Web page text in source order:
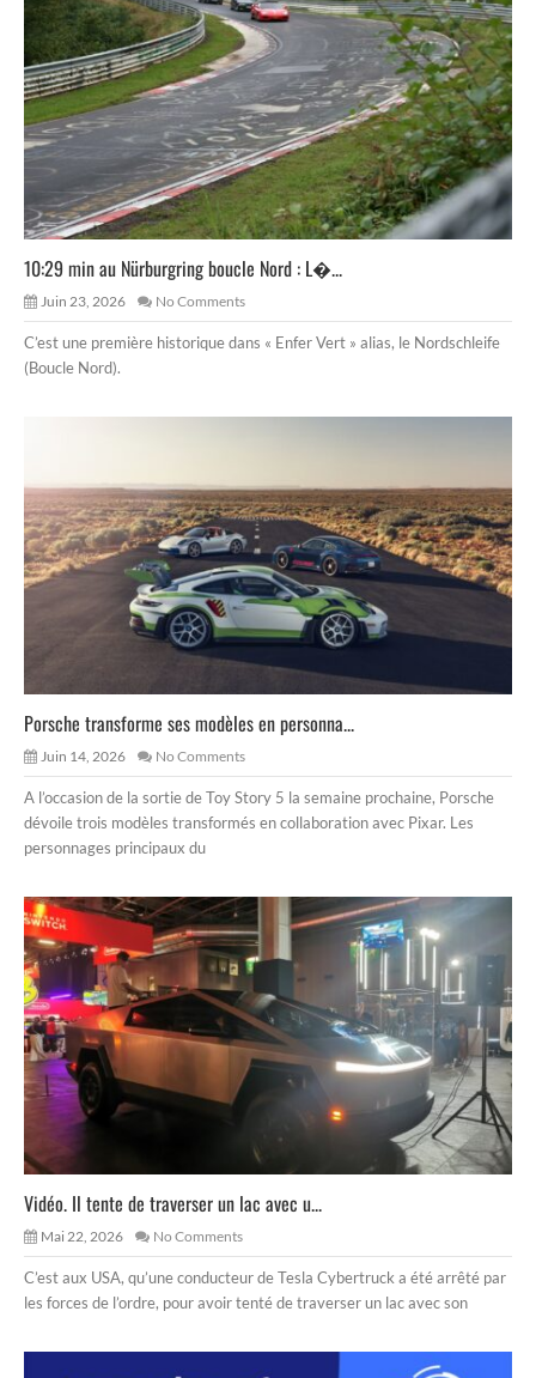
10:29 min au Nürburgring boucle Nord : L�...
Juin 23, 2026 No Comments
C’est une première historique dans « Enfer Vert » alias, le Nordschleife
(Boucle Nord).
Porsche transforme ses modèles en personna...
Juin 14, 2026 No Comments
A l’occasion de la sortie de Toy Story 5 la semaine prochaine, Porsche
dévoile trois modèles transformés en collaboration avec Pixar. Les
personnages principaux du
Vidéo. Il tente de traverser un lac avec u...
Mai 22, 2026 No Comments
C’est aux USA, qu’une conducteur de Tesla Cybertruck a été arrêté par
les forces de l’ordre, pour avoir tenté de traverser un lac avec son